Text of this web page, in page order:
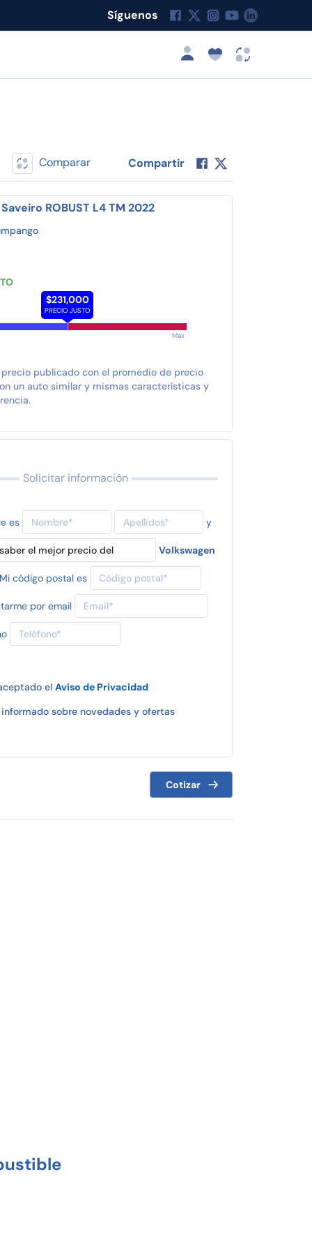
Síguenos
Comparar Compartir
ROBUST L4 TM 2022
$231,000
PRECIO JUSTO
Max
precio publicado con el promedio de precio
un auto similar y mismas características y
Solicitar información
es y
Volkswagen
Mi código postal es
por email
el Aviso de Privacidad
sobre novedades y ofertas
Cotizar